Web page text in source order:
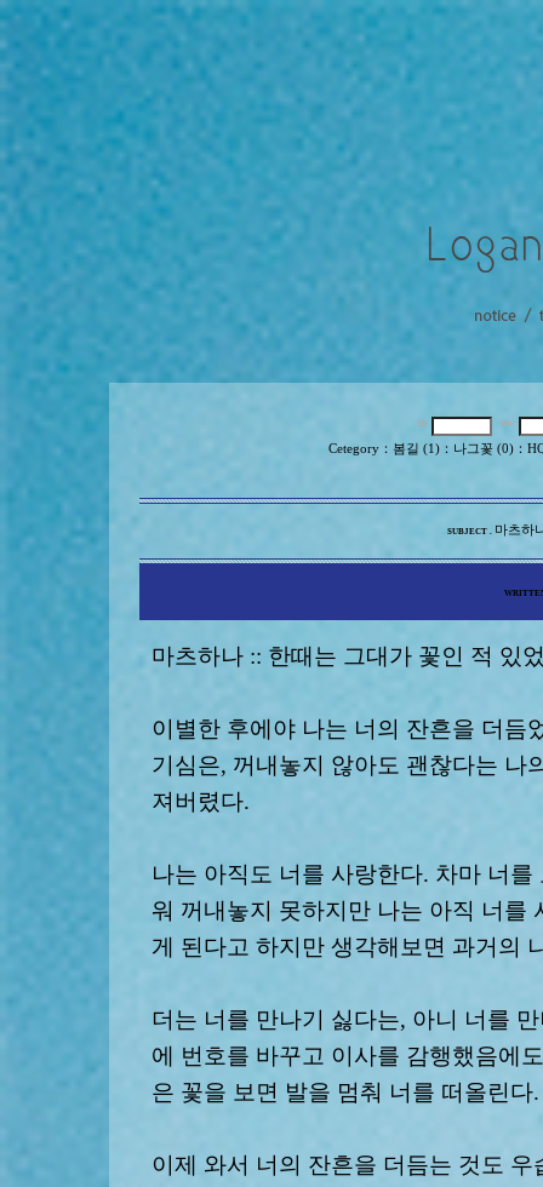
Cetegory： 봄길 (1)： 나그꽃 (0)：
SUBJECT . 마츠하
마츠하나 :: 한때는 그대가 꽃인 적 있
이별한 후에야 나는 너의 잔흔을 더듬
기심은, 꺼내놓지 않아도 괜찮다는 나
져버렸다.
나는 아직도 너를 사랑한다. 차마 너
워 꺼내놓지 못하지만 나는 아직 너를
게 된다고 하지만 생각해보면 과거의
더는 너를 만나기 싫다는, 아니 너를
에 번호를 바꾸고 이사를 감행했음에
은 꽃을 보면 발을 멈춰 너를 떠올린다.
이제 와서 너의 잔흔을 더듬는 것도